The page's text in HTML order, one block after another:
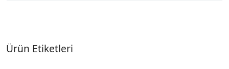
Ürün Etiketleri